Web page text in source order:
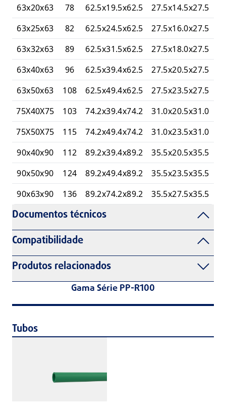
63x20x63
78 62.5x19.5x62.5 27.5x14.5x27.5
63x25x63
82 62.5x24.5x62.5 27.5x16.0x27.5
63x32x63
89 62.5x31.5x62.5 27.5x18.0x27.5
63x40x63
96 62.5x39.4x62.5 27.5x20.5x27.5
63x50x63
108 62.5x49.4x62.5 27.5x23.5x27.5
75X40X75
103 74.2x39.4x74.2 31.0x20.5x31.0
75X50X75
115 74.2x49.4x74.2 31.0x23.5x31.0
90x40x90
112 89.2x39.4x89.2
35.5x20.5x35.5
90x50x90
124 89.2x49.4x89.2
35.5x23.5x35.5
90x63x90
136 89.2x74.2x89.2 35.5x27.5x35.5
Documentos técnicos
Compatibilidade
Produtos relacionados
Gama Série PP-R100
Tubos